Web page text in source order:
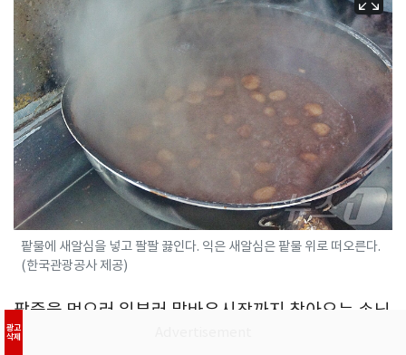
팥물에 새알심을 넣고 팔팔 끓인다. 익은 새알심은 팥물 위로 떠오른다.
(한국관광공사 제공)
팥죽을 먹으러 일부러 말바우시장까지 찾아오는 손님
들을 생각해 매일 새벽 직접 팥을 씻어 불리고 불린 팥
광고
삭제